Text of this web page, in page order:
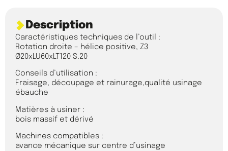
Description
Caractéristiques techniques de l’outil :
Rotation droite – hélice positive, Z3
Ø20xLU60xLT120 S.20
Conseils d’utilisation :
Fraisage, découpage et rainurage,qualité usinage
ébauche
Matières à usiner :
bois massif et dérivé
Machines compatibles :
avance mécanique sur centre d’usinage